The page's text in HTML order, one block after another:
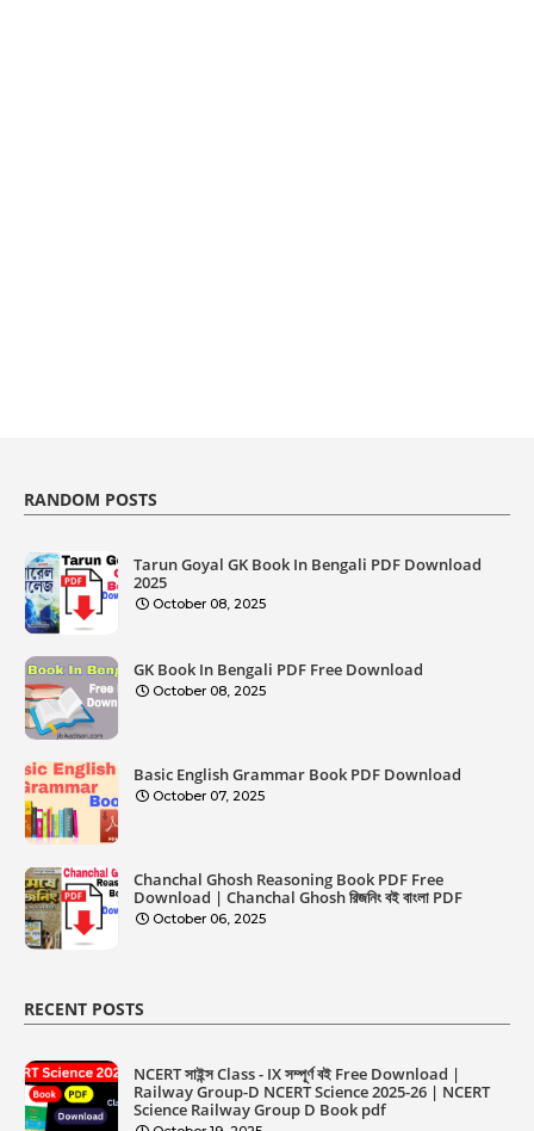
RANDOM POSTS
Tarun Goyal GK Book In Bengali PDF Download
2025
October 08, 2025
GK Book In Bengali PDF Free Download
October 08, 2025
Basic English Grammar Book PDF Download
October 07, 2025
Chanchal Ghosh Reasoning Book PDF Free
Download | Chanchal Ghosh রিজনিং বই বাংলা PDF
October 06, 2025
RECENT POSTS
NCERT সাইন্স Class - IX সম্পূর্ণ বই Free Download |
Railway Group-D NCERT Science 2025-26 | NCERT
Science Railway Group D Book pdf